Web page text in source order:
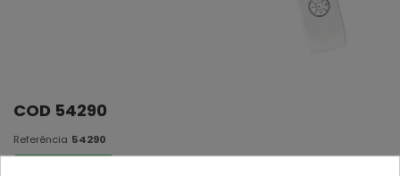
COD 54290
Referência 54290